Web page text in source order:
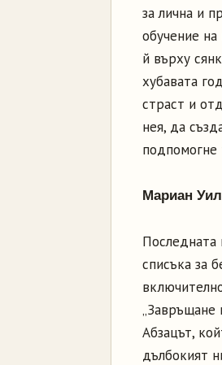
за лична и
обучение
й върху
хубавата
страст и
нея, да
подпомогне
Мариан
Последната
списъка за
„Завръщане
Абзацът,
дълбокият